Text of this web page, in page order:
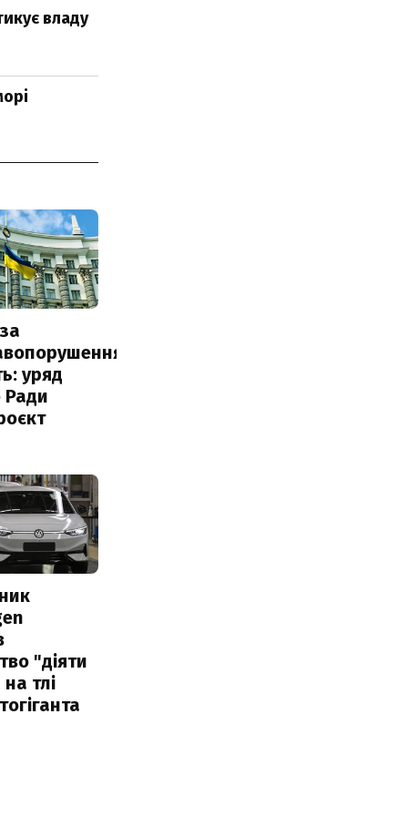
владу
уряд
Ради
"діяти
тлі